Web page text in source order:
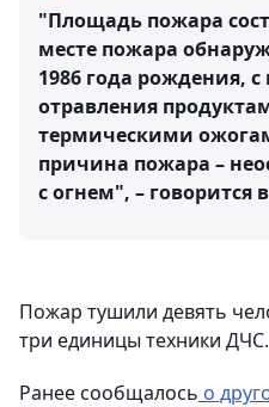
"Площадь пожара
месте пожара
1986 года рождения,
отравления
термическими
причина пожара –
с огнем", – говорится
Пожар тушили девять
три единицы техники ДЧС.
Ранее сообщалось о